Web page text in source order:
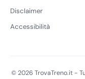
Disclaimer
Accessibilità
© 2026 TrovaTreno.it -